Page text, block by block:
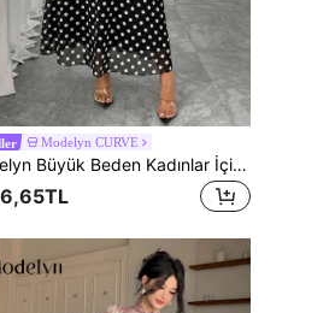
Modelyn CURVE
Modelyn Büyük Beden Kadınlar İçin Zarif Yuvarlak Yaka Fırfırlı Geniş Kollu Vücuda Oturan Akıcı Şifon Maksi Elbise, İlkbahar/Yaz